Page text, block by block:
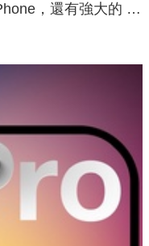
，還有強大的 AI
能